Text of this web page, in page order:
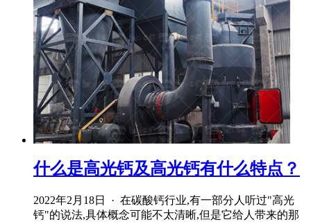
什么是高光钙及高光钙有什么特点？
2022年2月18日 · 在碳酸钙行业,有一部分人听过"高光
钙"的说法,具体概念可能不太清晰,但是它给人带来的那